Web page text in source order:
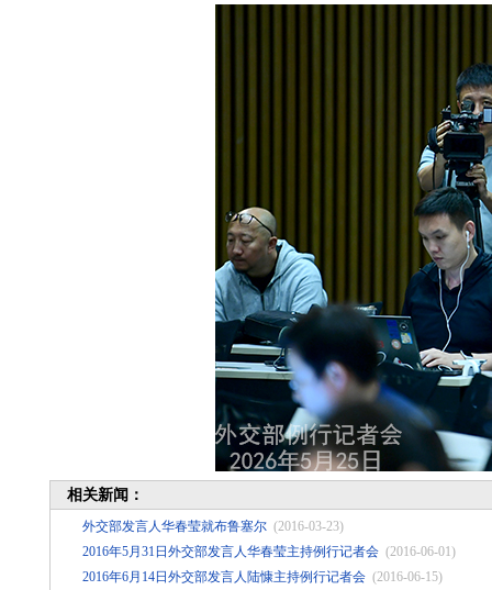
相关新闻：
外交部发言人华春莹就布鲁塞尔 (2016-03-23)
2016年5月31日外交部发言人华春莹主持例行记者会 (2016-06-01)
2016年6月14日外交部发言人陆慷主持例行记者会 (2016-06-15)